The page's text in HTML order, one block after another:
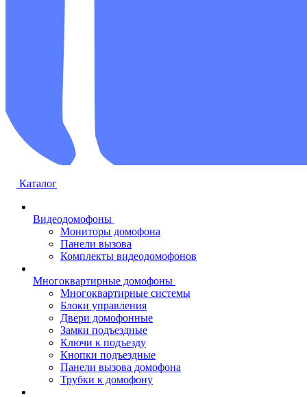
Каталог
Видеодомофоны
Мониторы домофона
Панели вызова
Комплекты видеодомофонов
Многоквартирные домофоны
Многоквартирные системы
Блоки управления
Двери домофонные
Замки подъездные
Ключи к подъезду
Кнопки подъездные
Панели вызова домофона
Трубки к домофону